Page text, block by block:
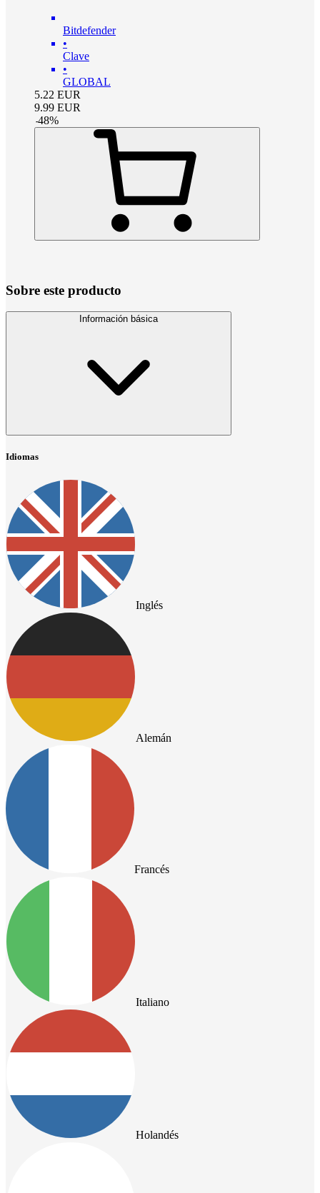
Bitdefender
•
Clave
•
GLOBAL
5.22 EUR
9.99 EUR
-48%
Sobre este producto
Información básica
Idiomas
Inglés
Alemán
Francés
Italiano
Holandés